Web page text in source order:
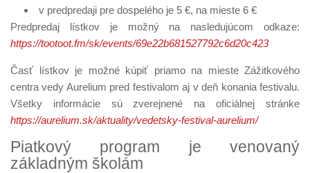
v predpredaji pre dospelého je 5 €, na mieste 6 €
Predpredaj lístkov je možný na nasledujúcom odkaze:
https://tootoot.fm/sk/events/69e22b681527792c6d20c423
Časť lístkov je možné kúpiť priamo na mieste Zážitkového
centra vedy Aurelium pred festivalom aj v deň konania festivalu.
Všetky informácie sú zverejnené na oficiálnej stránke
https://aurelium.sk/aktuality/vedetsky-festival-aurelium/
Piatkový program je venovaný
základným školám